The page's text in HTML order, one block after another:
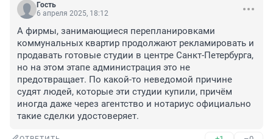
Гость
6 апреля 2025, 18:12
А фирмы, занимающиеся перепланировками
коммунальных квартир продолжают рекламировать и
продавать готовые студии в центре Санкт-Петербурга,
но на этом этапе администрация это не
предотвращает. По какой-то неведомой причине
судят людей, которые эти студии купили, причём
иногда даже через агентство и нотариус официально
такие сделки удостоверяет.